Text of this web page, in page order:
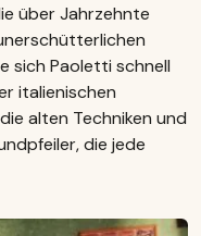
über Jahrzehnte
sich Paoletti schnell
italienischen
alten Techniken und
die jede